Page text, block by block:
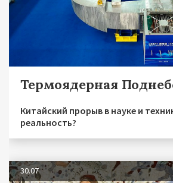
Термоядерная
Китайский прорыв в науке и
реальность?
30.07